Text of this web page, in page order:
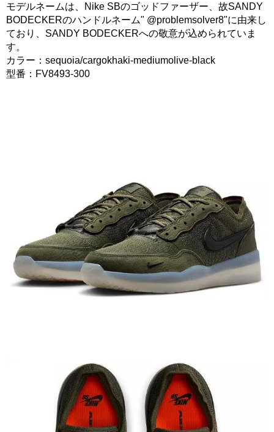
モデルネームは、Nike SBのゴッドファーザー、故SANDY
BODECKERのハンドルネーム" @problemsolver8"に由来し
ており、SANDY BODECKERへの敬意が込められていま
す。
カラー：sequoia/cargokhaki-mediumolive-black
型番：FV8493-300